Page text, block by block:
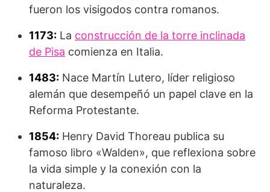
fueron los visigodos contra romanos.
1173: La construcción de la torre inclinada
de Pisa comienza en Italia.
1483: Nace Martín Lutero, líder religioso
alemán que desempeñó un papel clave en la
Reforma Protestante.
1854: Henry David Thoreau publica su
famoso libro «Walden», que reflexiona sobre
la vida simple y la conexión con la
naturaleza.